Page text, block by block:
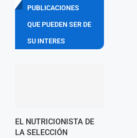
PUBLICACIONES
QUE PUEDEN SER DE
SU INTERES
EL NUTRICIONISTA DE
LA SELECCIÓN